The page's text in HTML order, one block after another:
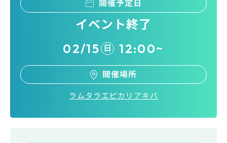
開催予定日
イベント終了
02/15 日 12:00~
開催場所
ラムタラエピカリアキバ